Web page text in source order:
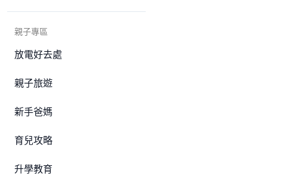
親子專區
放電好去處
親子旅遊
新手爸媽
育兒攻略
升學教育